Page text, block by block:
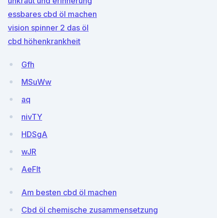
essbares cbd öl machen
vision spinner 2 das öl
cbd höhenkrankheit
Gfh
MSuWw
aq
nivTY
HDSgA
wJR
AeFlt
Am besten cbd öl machen
Cbd öl chemische zusammensetzung